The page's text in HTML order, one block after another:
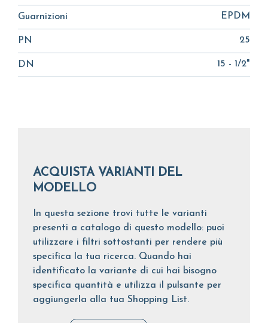
Guarnizioni EPDM
PN 25
DN 15 - 1/2"
ACQUISTA VARIANTI DEL
MODELLO
In questa sezione trovi tutte le varianti
presenti a catalogo di questo modello: puoi
utilizzare i filtri sottostanti per rendere più
specifica la tua ricerca. Quando hai
identificato la variante di cui hai bisogno
specifica quantità e utilizza il pulsante per
aggiungerla alla tua Shopping List.